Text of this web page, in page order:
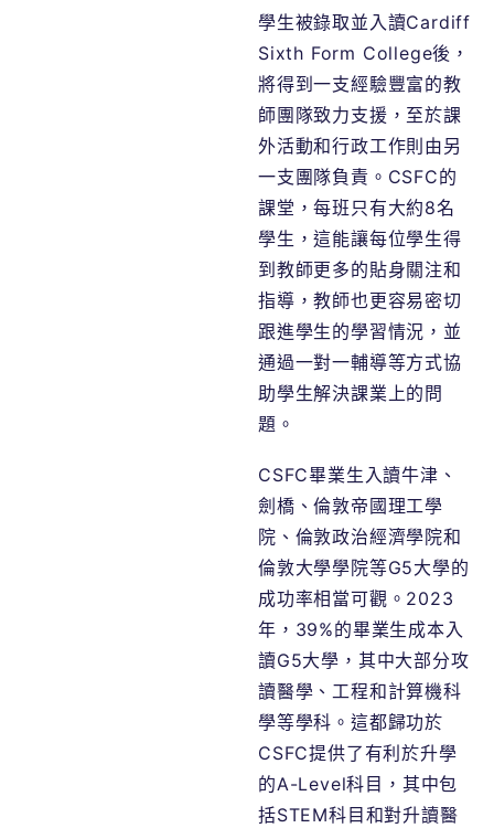
學生被錄取並入讀Cardiff
Sixth Form College後，
將得到一支經驗豐富的教
師團隊致力支援，至於課
外活動和行政工作則由另
一支團隊負責。CSFC的
課堂，每班只有大約8名
學生，這能讓每位學生得
到教師更多的貼身關注和
指導，教師也更容易密切
跟進學生的學習情況，並
通過一對一輔導等方式協
助學生解決課業上的問
題。
CSFC畢業生入讀牛津、
劍橋、倫敦帝國理工學
院、倫敦政治經濟學院和
倫敦大學學院等G5大學的
成功率相當可觀。2023
年，39%的畢業生成本入
讀G5大學，其中大部分攻
讀醫學、工程和計算機科
學等學科。這都歸功於
CSFC提供了有利於升學
的A-Level科目，其中包
括STEM科目和對升讀醫